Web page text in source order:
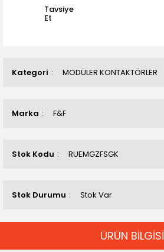
Kategori MODÜLER KONTAKTÖRLER
Marka F&F
Stok Kodu RUEMGZFSGK
Stok Durumu Stok Var
Tavsiye
Et
ÜRÜN BİLGİSİ